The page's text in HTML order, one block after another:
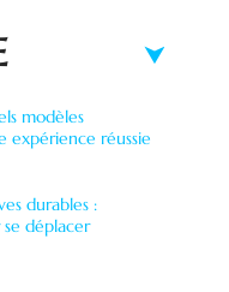
modèles
expérience réussie
durables :
déplacer